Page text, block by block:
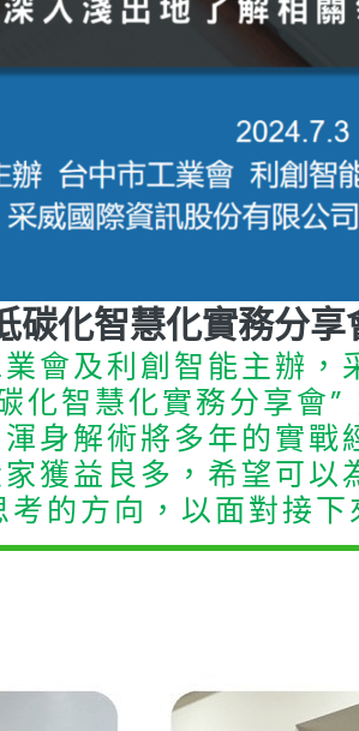
碳化智慧化實務分享
會及利創智能主辦
化智慧化實務分享會
身解術將多年的實
獲益良多，希望可
考的方向，以面對接